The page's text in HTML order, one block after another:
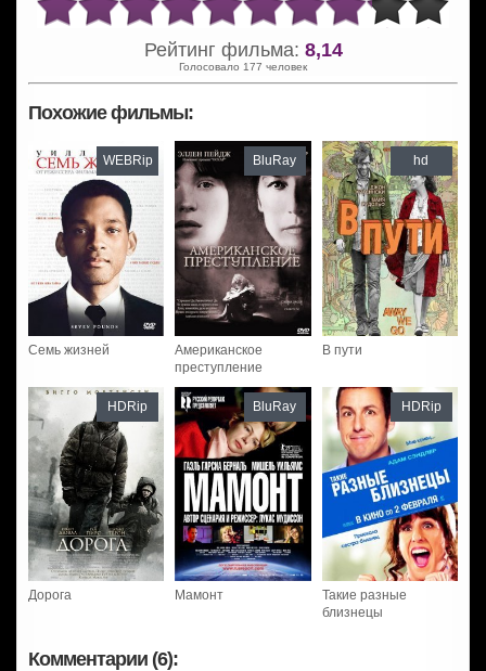
Рейтинг фильма: 8,14
Голосовало 177 человек
Похожие фильмы:
Семь жизней
WEBRip
Американское
преступление
BluRay
В пути
hd
Дорога
HDRip
Мамонт
BluRay
Такие разные
близнецы
HDRip
Комментарии (6):